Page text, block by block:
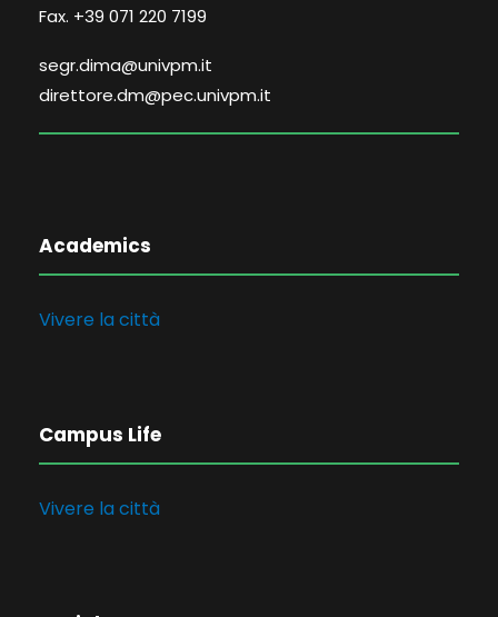
Fax. +39 071 220 7199
segr.dima@univpm.it
direttore.dm@pec.univpm.it
Academics
Vivere la città
Campus Life
Vivere la città